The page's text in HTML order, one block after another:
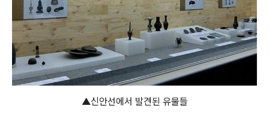
▲신안선에서 발견된 유물들